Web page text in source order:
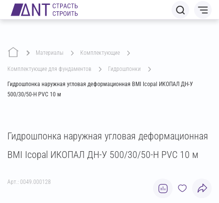
Материалы комплектующие
комплектующие для фундаментов гидрошпонки
Гидрошпонка наружная угловая деформационная BMI Icopal ИКОПАЛ ДН-У
500/30/50-Н PVC 10 м
Гидрошпонка наружная угловая деформационная
BMI Icopal ИКОПАЛ ДН-У 500/30/50-Н PVC 10 м
Арт.: 0049.000128